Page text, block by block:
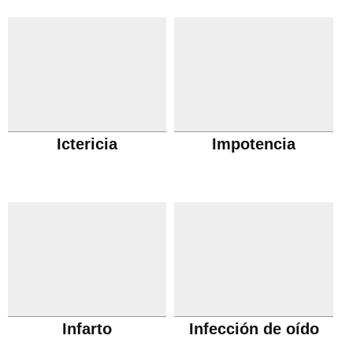
Ictericia Impotencia
Infarto Infección de oído